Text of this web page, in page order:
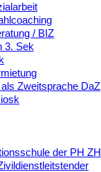
/ BIZ
3. Sek
Zweitsprache DaZ
der PH ZH